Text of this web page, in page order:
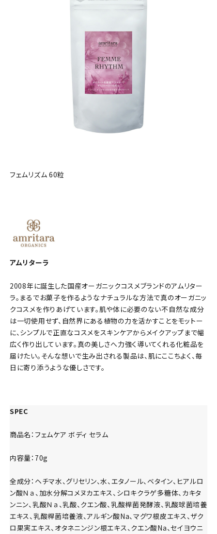
フェムリズム 60粒
アムリターラ
2008年に誕生した国産オーガニックコスメブランドのアムリター
ラ。まるでお菓子を作るようなナチュラルな方法で真のオーガニッ
クコスメを作りあげています。肌や体に必要のない不自然な成分
は一切使用せず、自然界にある植物の力を活かすことをモットー
に、シンプルで正直なコスメをスキンケアからメイクアップまで幅
広く作り出しています。真の美しさへ力強く導いてくれる化粧品を
届けたい。そんな想いで生み出される製品は、肌にここちよく、毎
日に寄り添うような優しさです。
SPEC
商品名：フェムケア ボディ セラム
内容量：70g
全成分：ヘチマ水、グリセリン、水、エタノール、ベタイン、ヒアルロ
ン酸Ｎａ、加水分解コメヌカエキス、シロキクラゲ多糖体、カキタ
ンニン、乳酸Ｎａ、乳酸、クエン酸、乳酸桿菌発酵液、乳酸球菌培養
エキス、乳酸桿菌培養液、アルギン酸Na、マグワ根皮エキス、ザク
ロ果実エキス、オタネニンジン根エキス、クエン酸Na、セイヨウニ